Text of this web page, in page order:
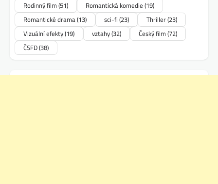
Rodinný film (51) Romantická komedie (19)
Romantické drama(13) sci-fi (23) Thriller(23)
Vizuální efekty(19) vztahy(32) Český film (72)
ČSFD(38)